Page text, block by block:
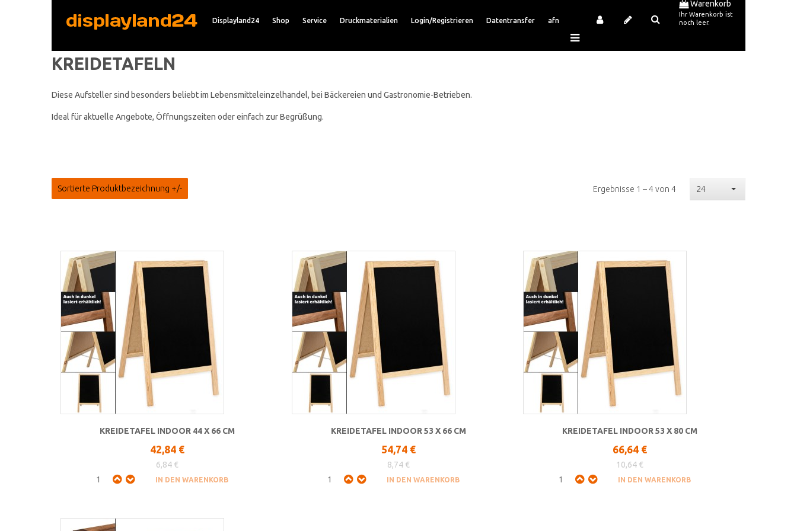
Warenkorb
Ihr Warenkorb ist
noch leer.
Displayland24 Shop Service Druckmaterialien Login/Registrieren Datentransfer afn
KREIDETAFELN
Diese Aufsteller sind besonders beliebt im Lebensmitteleinzelhandel, bei Bäckereien und Gastronomie-Betrieben.
Ideal für aktuelle Angebote, Öffnungszeiten oder einfach zur Begrüßung.
Sortierte Produktbezeichnung +/- Ergebnisse 1 – 4 von 4 24
KREIDETAFEL INDOOR 44 X 66 CM
42,84 €
6,84 €
KREIDETAFEL INDOOR 53 X 66 CM
54,74 €
8,74 €
KREIDETAFEL INDOOR 53 X 80 CM
66,64 €
10,64 €